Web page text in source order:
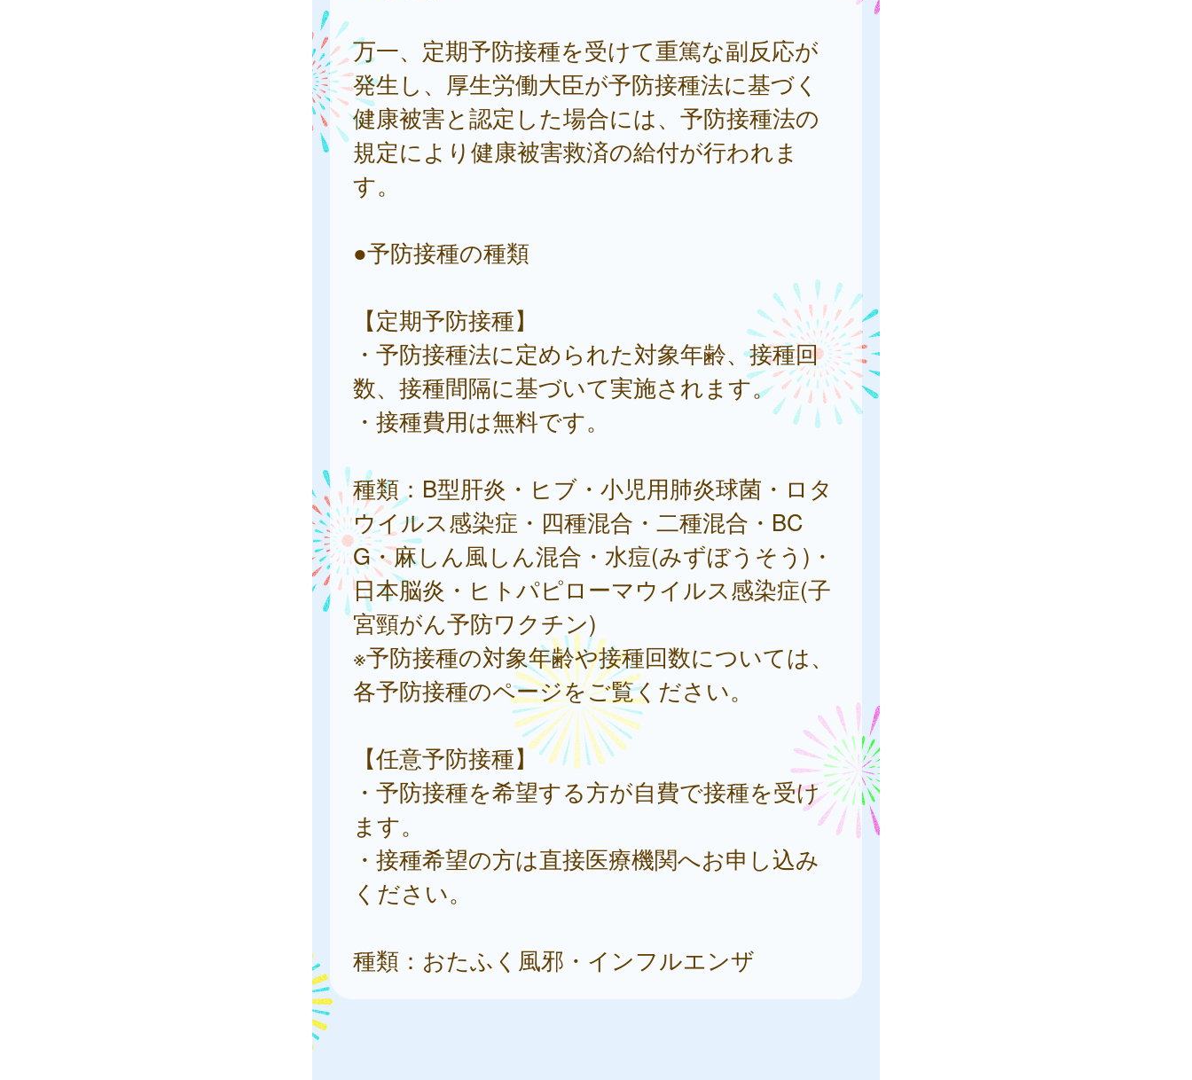
万一、定期予防接種を受けて重篤な副反応が
発生し、厚生労働大臣が予防接種法に基づく
健康被害と認定した場合には、予防接種法の
規定により健康被害救済の給付が行われま
す。
●予防接種の種類
【定期予防接種】
・予防接種法に定められた対象年齢、接種回
数、接種間隔に基づいて実施されます。
・接種費用は無料です。
種類：B型肝炎・ヒブ・小児用肺炎球菌・ロタ
ウイルス感染症・四種混合・二種混合・BC
G・麻しん風しん混合・水痘(みずぼうそう)・
日本脳炎・ヒトパピローマウイルス感染症(子
宮頸がん予防ワクチン)
※予防接種の対象年齢や接種回数については、
各予防接種のページをご覧ください。
【任意予防接種】
・予防接種を希望する方が自費で接種を受け
ます。
・接種希望の方は直接医療機関へお申し込み
ください。
種類：おたふく風邪・インフルエンザ